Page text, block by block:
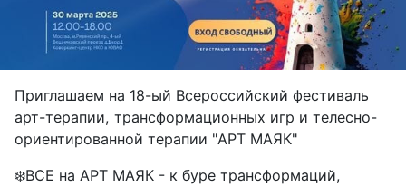
Приглашаем на 18-ый Всероссийский фестиваль
арт-терапии, трансформационных игр и телесно-
ориентированной терапии "АРТ МАЯК"
❄️ВСЕ на АРТ МАЯК - к буре трансформаций,